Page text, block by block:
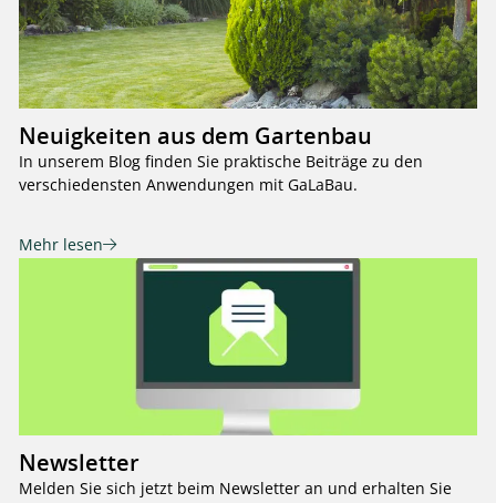
Neuigkeiten aus dem Gartenbau
In unserem Blog finden Sie praktische Beiträge zu den
verschiedensten Anwendungen mit GaLaBau.
Mehr lesen
Newsletter
Melden Sie sich jetzt beim Newsletter an und erhalten Sie